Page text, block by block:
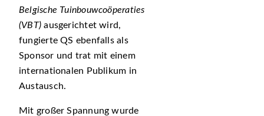
Belgische Tuinbouwcoöperaties
(VBT) ausgerichtet wird,
fungierte QS ebenfalls als
Sponsor und trat mit einem
internationalen Publikum in
Austausch.
Mit großer Spannung wurde